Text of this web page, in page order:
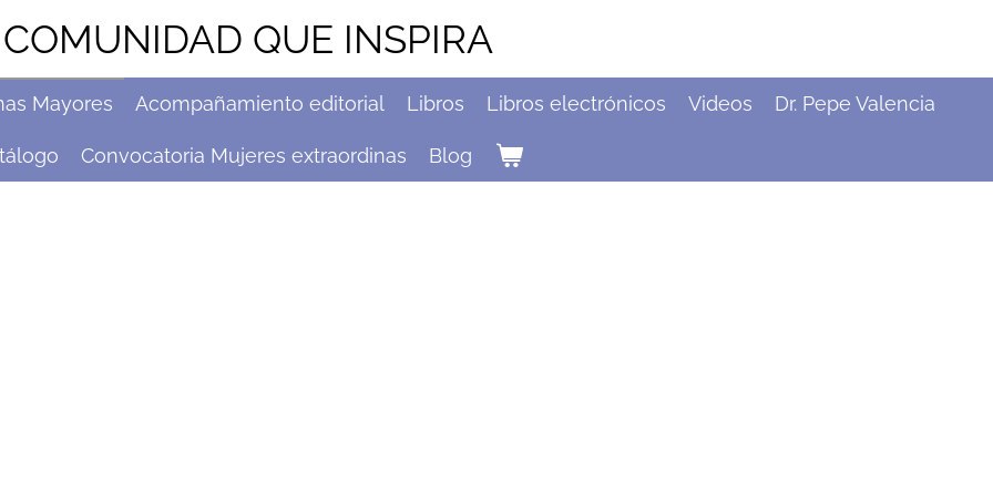
COMUNIDAD QUE INSPIRA
Mayores Acompañamiento editorial Libros Libros electrónicos Videos Dr. Pepe Valencia
Convocatoria Mujeres extraordinas Blog